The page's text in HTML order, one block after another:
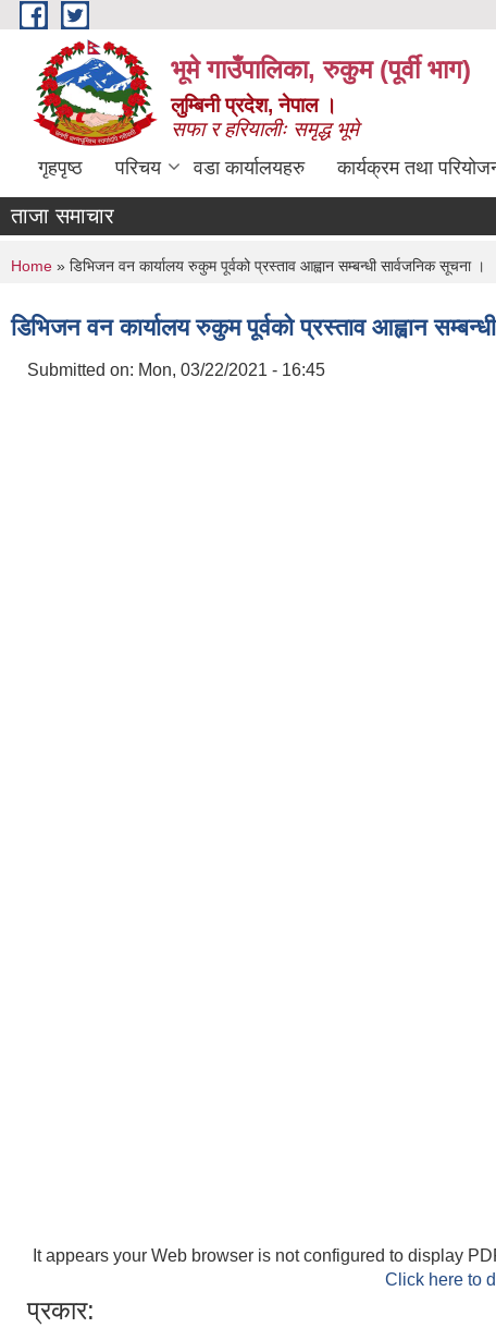
Skip to main content
भूमे गाउँपालिका, रुकुम (पूर्वी भाग)
लुम्बिनी प्रदेश, नेपाल ।
सफा र हरियालीः समृद्ध भूमे
गृहपृष्ठ परिचय वडा कार्यालयहरु कार्यक्रम तथा
ताजा समाचार
You are here
Home » डिभिजन वन कार्यालय रुकुम पूर्वको प्रस्ताव आह्वान सम्बन्धी सार्वजनिक सूचना ।
डिभिजन वन कार्यालय रुकुम पूर्वको प्रस्ताव आह्वान
Submitted on: Mon, 03/22/2021 - 16:45
It appears your Web browser is not configured to display
Click here to
प्रकार: